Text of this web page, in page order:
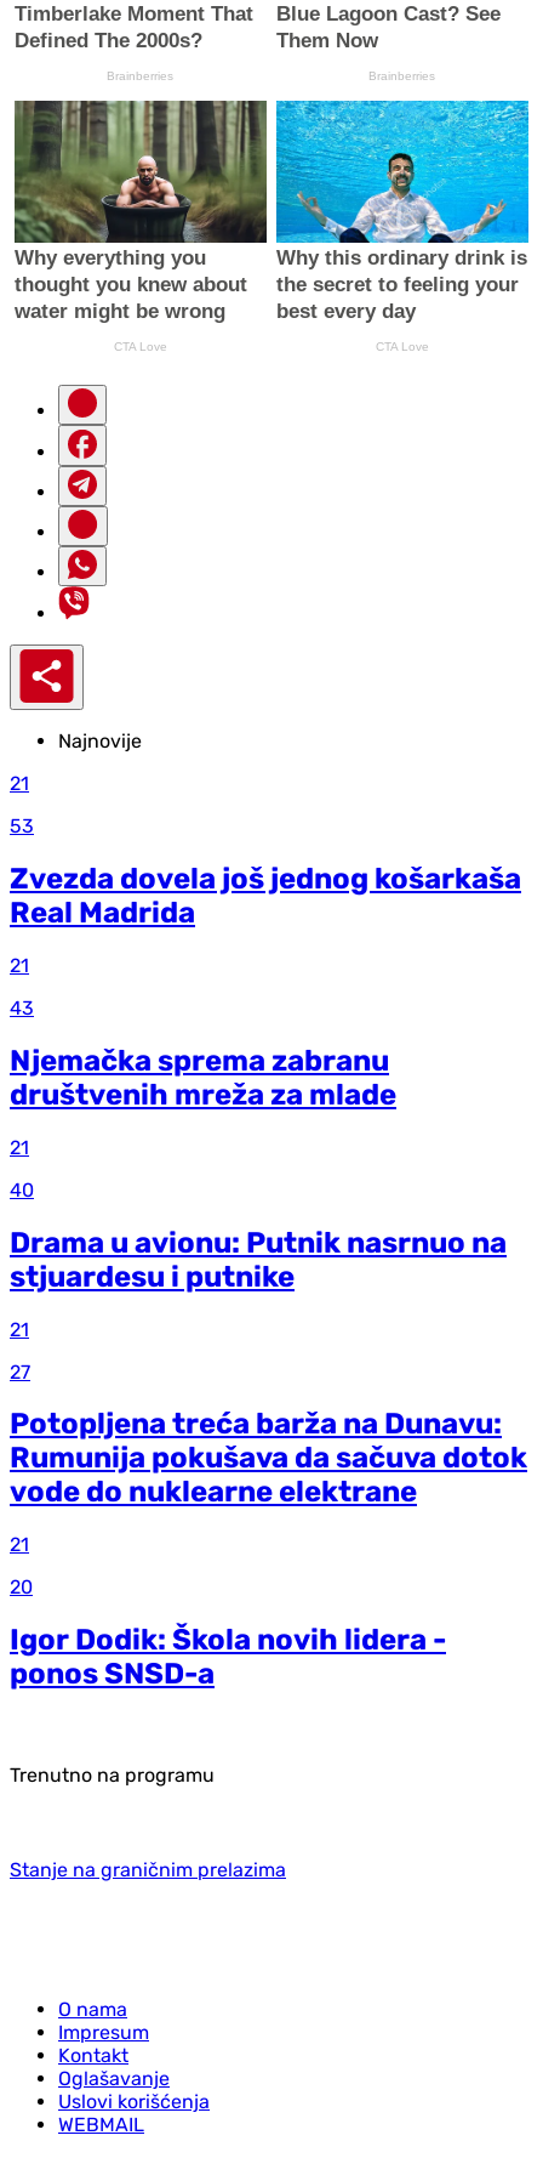
Najnovije
21
53
Zvezda dovela još jednog košarkaša
Real Madrida
21
43
Njemačka sprema zabranu
društvenih mreža za mlade
21
40
Drama u avionu: Putnik nasrnuo na
stjuardesu i putnike
21
27
Potopljena treća barža na Dunavu:
Rumunija pokušava da sačuva dotok
vode do nuklearne elektrane
21
20
Igor Dodik: Škola novih lidera -
ponos SNSD-a
Trenutno na programu
Stanje na graničnim prelazima
O nama
Impresum
Kontakt
Oglašavanje
Uslovi korišćenja
WEBMAIL